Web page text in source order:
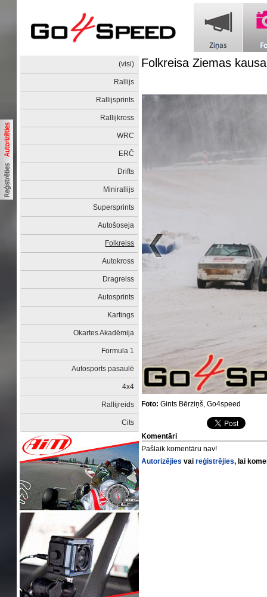
(visi)
Rallijs
Rallijsprints
Rallijkross
WRC
ERČ
Drifts
Minirallijs
Supersprints
Autošoseja
Folkreiss
Autokross
Dragreiss
Autosprints
Kartings
Okartes Akadēmija
Formula 1
Autosports pasaulē
4x4
Rallijreids
Cits
Folkreisa Ziemas
Foto: Gints Bērziņš, Go4speed
Komentāri
Pašlaik komentāru nav!
Autorizējies vaireģistrējies, lai